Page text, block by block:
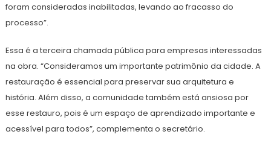
foram consideradas inabilitadas, levando ao fracasso do
processo”.
Essa é a terceira chamada pública para empresas interessadas
na obra. “Consideramos um importante patrimônio da cidade. A
restauração é essencial para preservar sua arquitetura e
história. Além disso, a comunidade também está ansiosa por
esse restauro, pois é um espaço de aprendizado importante e
acessível para todos”, complementa o secretário.